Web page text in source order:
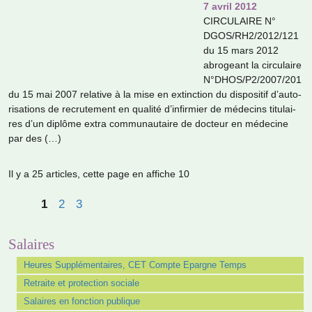
7 avril 2012
CIRCULAIRE N°
DGOS/RH2/2012/121
du 15 mars 2012
abro­geant la cir­cu­laire
N°DHOS/P2/2007/201
du 15 mai 2007 rela­tive à la mise en extinc­tion du dis­po­si­tif d’auto­
ri­sa­tions de recru­te­ment en qua­lité d’infir­mier de méde­cins titu­lai­
res d’un diplôme extra com­mu­nau­taire de doc­teur en méde­cine
par des (…)
Il y a 25 articles, cette page en affiche 10
1 2 3
Salaires
Heures Supplémentaires, CET Compte Epargne Temps
Retraite et protection sociale
Salaires en fonction publique